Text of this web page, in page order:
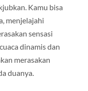
Kamu bisa
menjelajahi
sensasi
dinamis dan
merasakan
duanya.